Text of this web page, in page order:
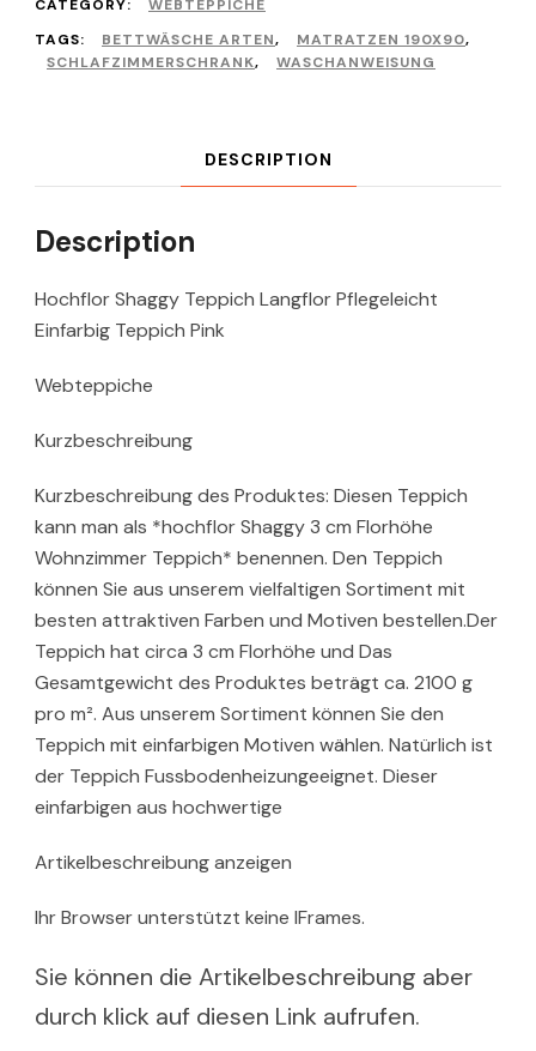
CATEGORY:
WEBTEPPICHE
TAGS:
BETTWÄSCHE ARTEN, MATRATZEN 190X90,
SCHLAFZIMMERSCHRANK, WASCHANWEISUNG
DESCRIPTION
Description
Hochflor Shaggy Teppich Langflor Pflegeleicht
Einfarbig Teppich Pink
Webteppiche
Kurzbeschreibung
Kurzbeschreibung des Produktes: Diesen Teppich
kann man als *hochflor Shaggy 3 cm Florhöhe
Wohnzimmer Teppich* benennen. Den Teppich
können Sie aus unserem vielfaltigen Sortiment mit
besten attraktiven Farben und Motiven bestellen.Der
Teppich hat circa 3 cm Florhöhe und Das
Gesamtgewicht des Produktes beträgt ca. 2100 g
pro m². Aus unserem Sortiment können Sie den
Teppich mit einfarbigen Motiven wählen. Natürlich ist
der Teppich Fussbodenheizungeeignet. Dieser
einfarbigen aus hochwertige
Artikelbeschreibung anzeigen
Ihr Browser unterstützt keine IFrames.
Sie können die Artikelbeschreibung aber
durch klick auf diesen Link aufrufen.